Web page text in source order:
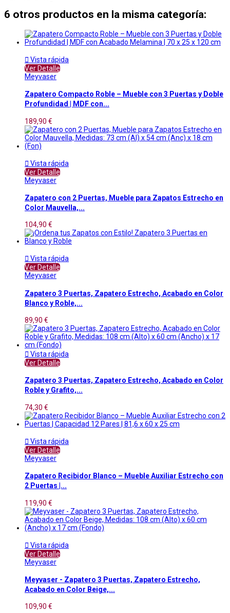
6 otros productos en la misma categoría:
 Vista rápida
Ver Detalle
Meyvaser
Zapatero Compacto Roble – Mueble con 3 Puertas y Doble
Profundidad | MDF con...
189,90 €
 Vista rápida
Ver Detalle
Meyvaser
Zapatero con 2 Puertas, Mueble para Zapatos Estrecho en
Color Mauvella,...
104,90 €
 Vista rápida
Ver Detalle
Meyvaser
Zapatero 3 Puertas, Zapatero Estrecho, Acabado en Color
Blanco y Roble,...
89,90 €
 Vista rápida
Ver Detalle
Zapatero 3 Puertas, Zapatero Estrecho, Acabado en Color
Roble y Grafito,...
74,30 €
 Vista rápida
Ver Detalle
Meyvaser
Zapatero Recibidor Blanco – Mueble Auxiliar Estrecho con
2 Puertas |...
119,90 €
 Vista rápida
Ver Detalle
Meyvaser
Meyvaser - Zapatero 3 Puertas, Zapatero Estrecho,
Acabado en Color Beige,...
109,90 €